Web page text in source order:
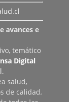
avances e
temático
Digital
.
salud,
de calidad,